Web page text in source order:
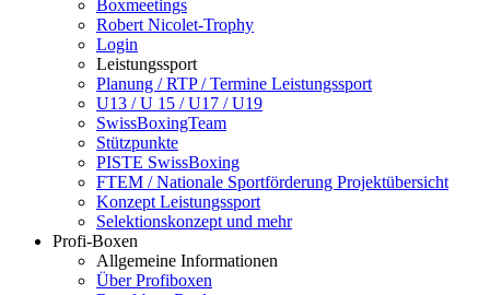
Boxmeetings
Robert Nicolet-Trophy
Login
Leistungssport
Planung / RTP / Termine Leistungssport
U13 / U 15 / U17 / U19
SwissBoxingTeam
Stützpunkte
PISTE SwissBoxing
FTEM / Nationale Sportförderung Projektübersicht
Konzept Leistungssport
Selektionskonzept und mehr
Profi-Boxen
Allgemeine Informationen
Über Profiboxen